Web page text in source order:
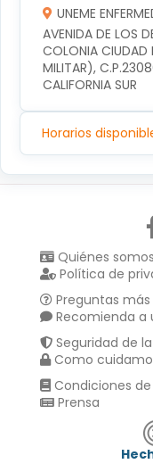
UNEME
AVENIDA DE LOS
COLONIA CIUDAD
MILITAR),
CALIFORNIA SUR
Horarios
Quiénes somos
Política de
Preguntas
Recomienda a
Seguridad de
Como
Condiciones
Prensa